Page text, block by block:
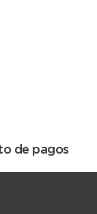
de pagos